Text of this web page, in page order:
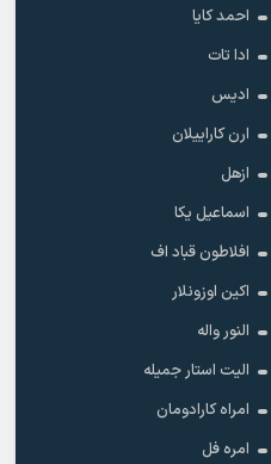
احمد کایا
ادا تات
ادیس
ارن کاراییلان
ازهل
اسماعیل یکا
افلاطون قباد اف
اکین اوزونلار
النور واله
الیت استار جمیله
امراه کارادومان
امره فل